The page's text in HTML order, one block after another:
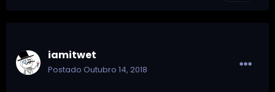
iamitwet
Postado Outubro 14, 2018